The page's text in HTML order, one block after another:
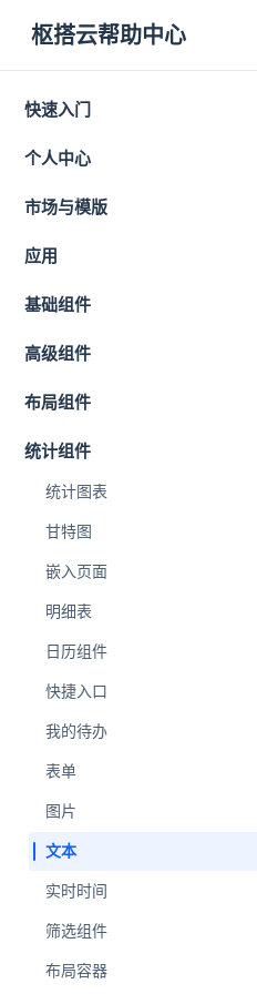
枢搭云帮助中心
快速入门
个人中心
市场与模版
应用
基础组件
高级组件
布局组件
统计组件
统计图表
甘特图
嵌入页面
明细表
日历组件
快捷入口
我的待办
表单
图片
文本
实时时间
筛选组件
布局容器